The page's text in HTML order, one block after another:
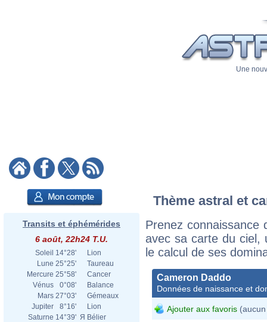
Une
Transits et éphémérides
6 août, 22h24 T.U.
Soleil 14°28'
Lion
Lune 25°25'
Taureau
Mercure 25°58'
Cancer
Vénus
0°08'
Balance
Mars 27°03'
Gémeaux
Jupiter
8°16'
Lion
Saturne 14°39' Я Bélier
Thème astral et
Prenez connaissance
avec sa carte du ciel,
le calcul de ses
Cameron Daddo
Données de naissance et
Ajouter aux favoris